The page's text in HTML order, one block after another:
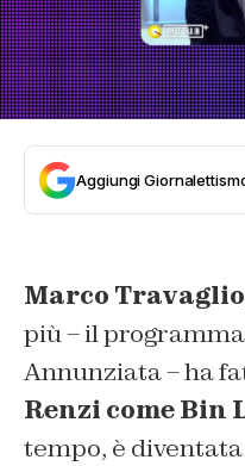
Aggiungi
Marco Travaglio
più – il
Annunziata – ha
Renzi come Bin
tempo, è